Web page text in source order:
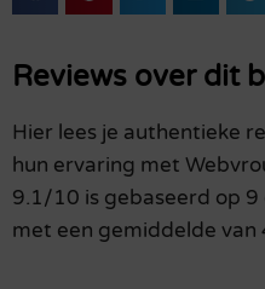
Reviews over dit
Hier lees je authentieke
hun ervaring met
9.1/10 is gebaseerd op
met een gemiddelde van